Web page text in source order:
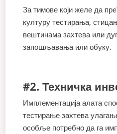
За тимове који желе да
културу тестирања,
вештинама захтева или
запошљавања или обуку.
#2. Техничка
Имплементација алата
тестирање захтева
особље потребно да га